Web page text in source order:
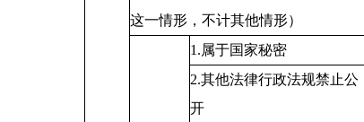
这一情形，不计其他情形）
1.属于国家秘密
2.其他法律行政法规禁止公
开